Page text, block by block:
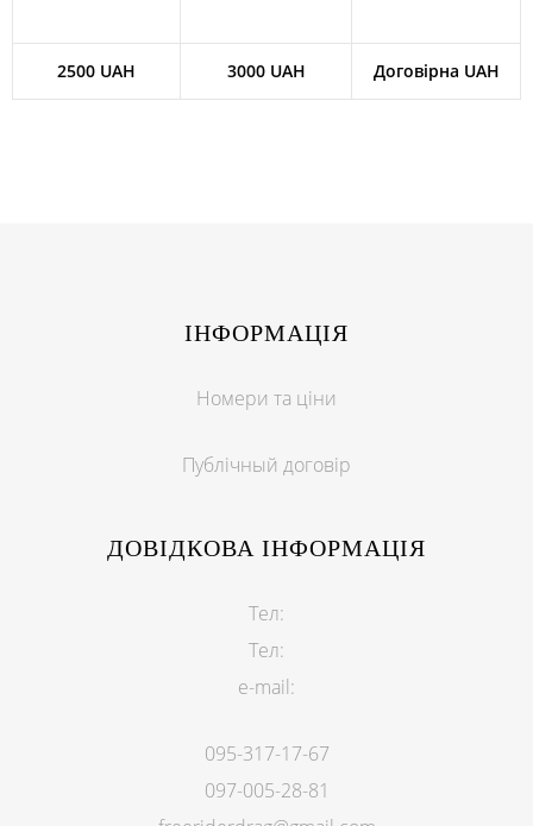
2500 UAH 3000 UAH Договірна UAH
ІНФОРМАЦІЯ
Номери та ціни
Публічный договір
ДОВІДКОВА ІНФОРМАЦІЯ
Тел:
Тел:
e-mail:
095-317-17-67
097-005-28-81